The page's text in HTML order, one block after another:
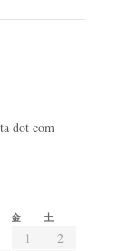
dot com
金 土
1
2